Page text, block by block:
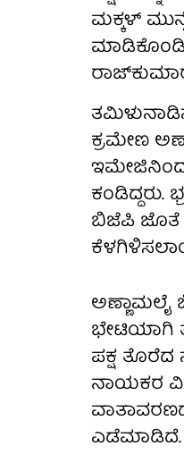
ಮಕ್ಕಳ್‌
ಕ್ರಮೇಣ
ಇಮೇಜಿನಿಂದ
ಬಿಜೆಪಿ ಜೊತೆ
ಭೇಟಿಯಾಗಿ
ಪಕ್ಷ
ನಾಯಕರ
ಎಡೆಮಾಡಿದೆ.